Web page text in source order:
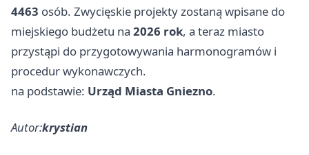
4463 osób. Zwycięskie projekty zostaną wpisane do
miejskiego budżetu na 2026 rok, a teraz miasto
przystąpi do przygotowywania harmonogramów i
procedur wykonawczych.
na podstawie: Urząd Miasta Gniezno.
Autor:krystian